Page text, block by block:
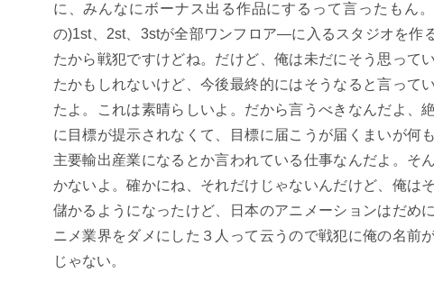
に、みんなにボーナス出る作品にするって言ったもん
の)1st、2st、3stが全部ワンフロア―に入るスタジオを作
たから戦犯ですけどね。だけど、俺は未だにそう思って
たかもしれないけど、今後最終的にはそうなると言って
たよ。これは素晴らしいよ。だから言うべきなんだよ、
に目標が提示されなくて、目標に届こうが届くまいが何
主要輸出産業になるとか言われている仕事なんだよ。そ
かないよ。確かにね、それだけじゃないんだけど、俺は
儲かるようになったけど、日本のアニメーションはだめ
ニメ業界をダメにした３人って云うので戦犯に俺の名前
じゃない。